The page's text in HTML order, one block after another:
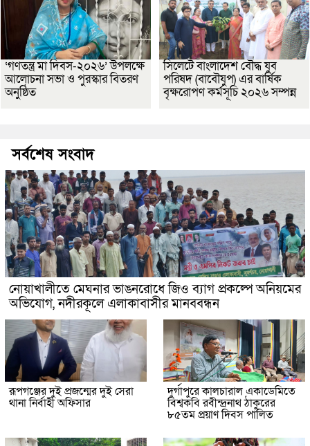
‘গণতন্ত্র মা দিবস-২০২৬’ উপলক্ষে
আলোচনা সভা ও পুরস্কার বিতরণ
অনুষ্ঠিত
সিলেটে বাংলাদেশ বৌদ্ধ যুব
পরিষদ (বাবৌযুপ) এর বার্ষিক
বৃক্ষরোপণ কর্মসূচি ২০২৬ সম্পন্ন
সর্বশেষ সংবাদ
নোয়াখালীতে মেঘনার ভাঙনরোধে জিও ব্যাগ প্রকল্পে অনিয়মের
অভিযোগ, নদীরকূলে এলাকাবাসীর মানববন্ধন
রূপগঞ্জের দুই প্রজন্মের দুই সেরা
থানা নির্বাহী অফিসার
দুর্গাপুরে কালচারাল একাডেমিতে
বিশ্বকবি রবীন্দ্রনাথ ঠাকুরের
৮৫তম প্রয়াণ দিবস পালিত